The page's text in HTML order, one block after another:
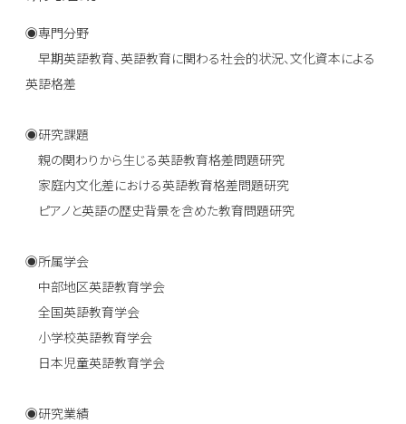
◉専門分野
早期英語教育、英語教育に関わる社会的状況、文化資本による
英語格差
◉研究課題
親の関わりから生じる英語教育格差問題研究
家庭内文化差における英語教育格差問題研究
ピアノと英語の歴史背景を含めた教育問題研究
◉所属学会
中部地区英語教育学会
全国英語教育学会
小学校英語教育学会
日本児童英語教育学会
◉研究業績